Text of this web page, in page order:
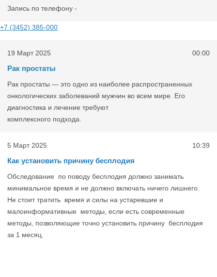
Запись по телефону -
+7 (3452) 385-000
19 Март 2025 00:00
Рак простаты
Рак простаты — это одно из наиболее распространенных
онкологических заболеваний мужчин во всем мире. Его
диагностика и лечение требуют
комплексного подхода.
5 Март 2025 10:39
Как установить причину бесплодия
Обследование по поводу бесплодия должно занимать
минимальное время и не должно включать ничего лишнего.
Не стоит тратить время и силы на устаревшие и
малоинформативные методы, если есть современные
методы, позволяющие точно установить причину бесплодия
за 1 месяц.